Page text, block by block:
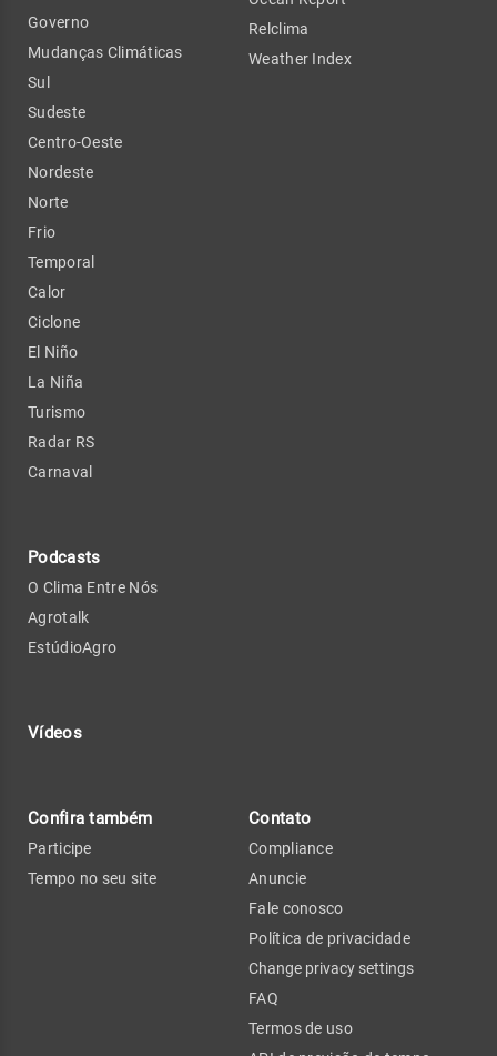
Governo
Mudanças Climáticas
Sul
Sudeste
Centro-Oeste
Nordeste
Norte
Frio
Temporal
Calor
Ciclone
El Niño
La Niña
Turismo
Radar RS
Carnaval
Podcasts
O Clima Entre Nós
Agrotalk
EstúdioAgro
Vídeos
Relclima
Weather Index
Confira também
Participe
Tempo no seu site
Contato
Compliance
Anuncie
Fale conosco
Política de privacidade
Change privacy settings
FAQ
Termos de uso